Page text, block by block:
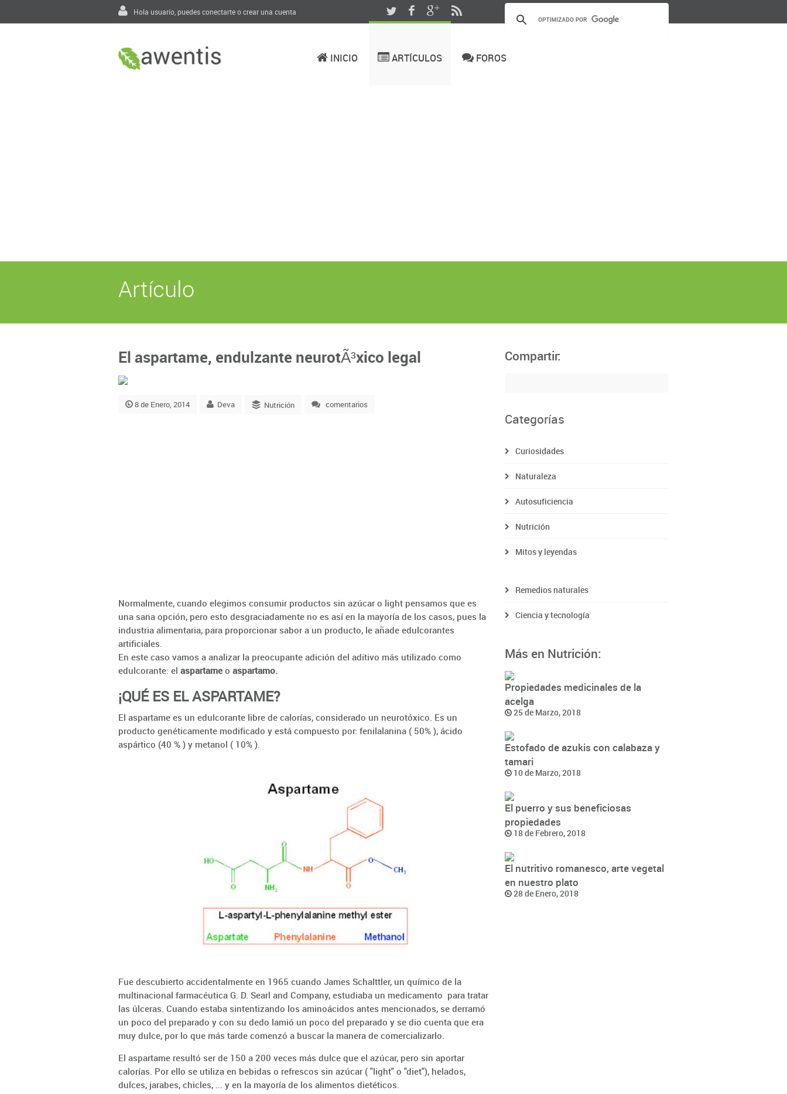
Hola usuario, puedesconectarteocrear una cuenta
INICIO ARTÍCULOS FOROS
Artículo
El aspartame, endulzante neurotÃ³xico legal
8 de Enero, 2014 Deva Nutrición comentarios
Normalmente, cuando elegimos consumir productos sin azúcar o light pensamos que es
una sana opción, pero esto desgraciadamente no es así en la mayoría de los casos, pues la
industria alimentaria, para proporcionar sabor a un producto, le añade edulcorantes
artificiales.
En este caso vamos a analizar la preocupante adición del aditivo más utilizado como
edulcorante: el aspartame o aspartamo.
¡QUÉ ES EL ASPARTAME?
El aspartame es un edulcorante libre de calorías, considerado un neurotóxico. Es un
producto genéticamente modificado y está compuesto por: fenilalanina ( 50% ), ácido
aspártico (40 % ) y metanol ( 10% ).
Fue descubierto accidentalmente en 1965 cuando James Schalttler, un químico de la
multinacional farmacéutica G. D. Searl and Company, estudiaba un medicamento para tratar
las úlceras. Cuando estaba sintentizando los aminoácidos antes mencionados, se derramó
un poco del preparado y con su dedo lamió un poco del preparado y se dio cuenta que era
muy dulce, por lo que más tarde comenzó a buscar la manera de comercializarlo.
El aspartame resultó ser de 150 a 200 veces más dulce que el azúcar, pero sin aportar
calorías. Por ello se utiliza en bebidas o refrescos sin azúcar ( "light" o "diet"), helados,
dulces, jarabes, chicles, ... y en la mayoría de los alimentos dietéticos.
Compartir:
Categorías
Curiosidades
Naturaleza
Autosuficiencia
Nutrición
Mitos y leyendas
Remedios naturales
Ciencia y tecnología
Más en Nutrición:
Propiedades medicinales de la
acelga
25 de Marzo, 2018
Estofado de azukis con calabaza y
tamari
10 de Marzo, 2018
El puerro y sus beneficiosas
propiedades
18 de Febrero, 2018
El nutritivo romanesco, arte vegetal
en nuestro plato
28 de Enero, 2018